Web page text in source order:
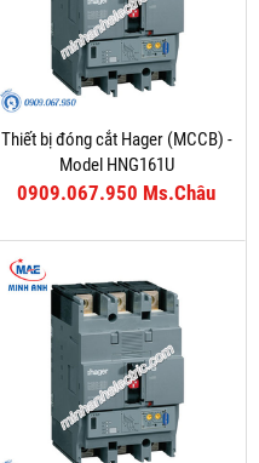
Thiết bị đóng cắt Hager (MCCB) -
Model HNG161U
0909.067.950 Ms.Châu